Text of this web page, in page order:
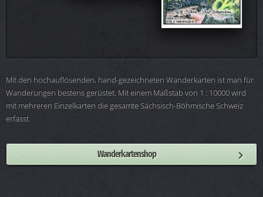
Mit den hochauflösenden, hand-gezeichneten Wanderkarten ist man für
Wanderungen bestens gerüstet. Mit einem Maßstab von 1 : 10000 wird
mit mehreren Einzelkarten die gesamte Sächsisch-Böhmische Schweiz
erfasst.
Wanderkartenshop